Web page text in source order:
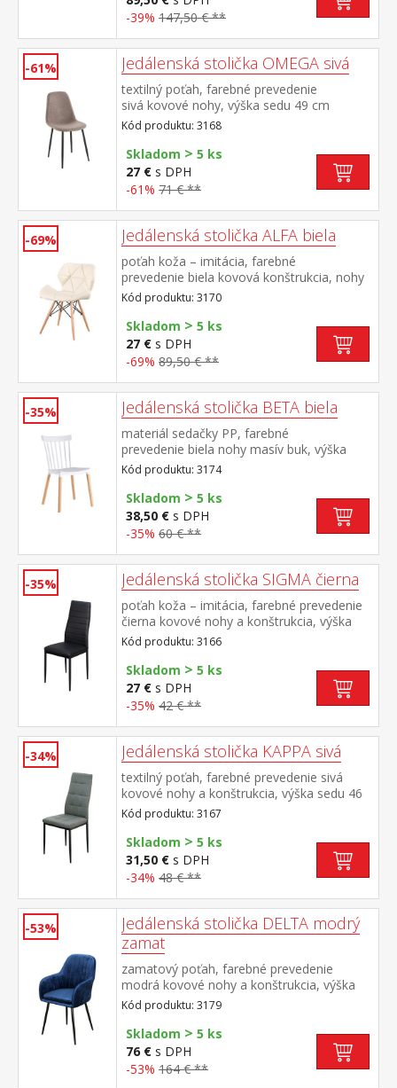
-39% 147,50 € **
-61% Jedálenská stolička OMEGA sivá
textilný poťah, farebné prevedenie
sivá kovové nohy, výška sedu 49 cm
Kód produktu: 3168
Skladom > 5 ks
27 € s DPH
-61% 71 € **
-69% Jedálenská stolička ALFA biela
poťah koža – imitácia, farebné
prevedenie biela kovová konštrukcia, nohy
masív buk, výška sedu 46 cm
Kód produktu: 3170
Skladom > 5 ks
27 € s DPH
-69% 89,50 € **
-35% Jedálenská stolička BETA biela
materiál sedačky PP, farebné
prevedenie biela nohy masív buk, výška
sedu 44 cm
Kód produktu: 3174
Skladom > 5 ks
38,50 € s DPH
-35% 60 € **
-35% Jedálenská stolička SIGMA čierna
poťah koža – imitácia, farebné prevedenie
čierna kovové nohy a konštrukcia, výška
sedu 47 cm
Kód produktu: 3166
Skladom > 5 ks
27 € s DPH
-35% 42 € **
-34% Jedálenská stolička KAPPA sivá
textilný poťah, farebné prevedenie sivá
kovové nohy a konštrukcia, výška sedu 46
cm
Kód produktu: 3167
Skladom > 5 ks
31,50 € s DPH
-34% 48 € **
-53%
Jedálenská stolička DELTA modrý
zamat
zamatový poťah, farebné prevedenie
modrá kovové nohy a konštrukcia, výška
sedu 50 cm
Kód produktu: 3179
Skladom > 5 ks
76 € s DPH
-53% 164 € **